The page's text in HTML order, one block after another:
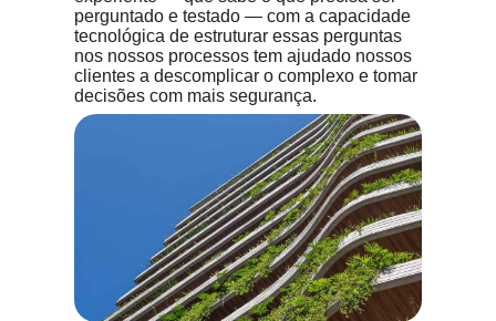
perguntado e testado — com a capacidade
tecnológica de estruturar essas perguntas
nos nossos processos tem ajudado nossos
clientes a descomplicar o complexo e tomar
decisões com mais segurança.